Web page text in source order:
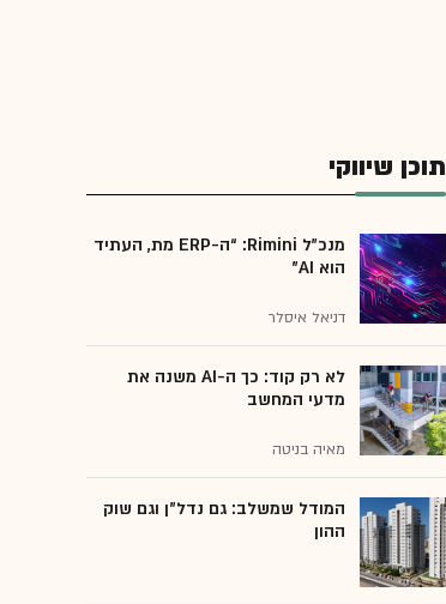
תוכן שיווקי
מנכ״ל Rimini: “ה-ERP מת, העתיד
הוא AI"
דניאל איסלר
לא רק קוד: כך ה-AI משנה את
מדעי המחשב
מאיה בניטה
המודל שמשלב: גם נדל"ן וגם שוק
ההון